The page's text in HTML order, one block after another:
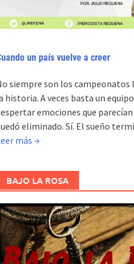
un país vuelve a creer
siempre son los campeonatos
historia. A veces basta un
emociones que
eliminado. Sí. El sueño
más →
BAJO LA ROSA